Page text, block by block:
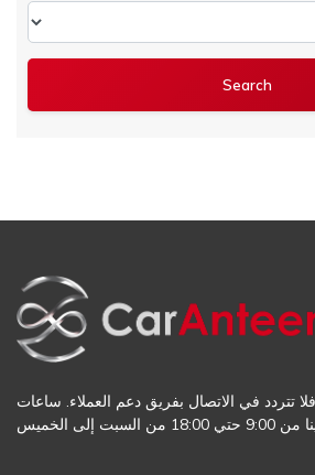
تتردد في الاتصال بفريق دعم العملاء. ساعات
إلى الخميس